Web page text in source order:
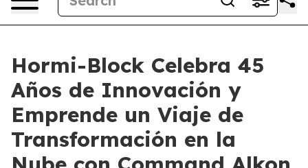
Hormi-Block Celebra 45
Años de Innovación y
Emprende un Viaje de
Transformación en la